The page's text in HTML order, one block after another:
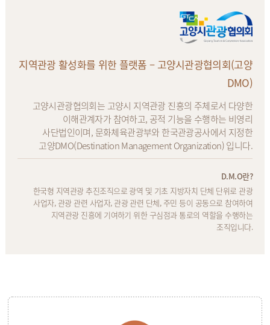
지역관광 활성화를 위한 플랫폼 – 고양시관광협의회(고양
DMO)
고양시관광협의회는 고양시 지역관광 진흥의 주체로서 다양한
이해관계자가 참여하고, 공적 기능을 수행하는 비영리
사단법인이며, 문화체육관광부와 한국관광공사에서 지정한
고양DMO(Destination Management Organization) 입니다.
D.M.O란?
한국형 지역관광 추진조직으로 광역 및 기초 지방자치 단체 단위로 관광
사업자, 관광 관련 사업자, 관광 관련 단체, 주민 등이 공동으로 참여하여
지역관광 진흥에 기여하기 위한 구심점과 통로의 역할을 수행하는
조직입니다.